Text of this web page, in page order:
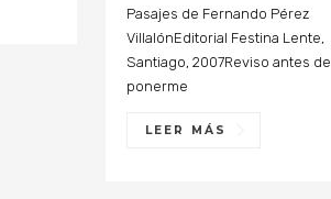
Pasajes de Fernando Pérez
VillalónEditorial Festina Lente,
Santiago, 2007Reviso antes de
ponerme
LEER MÁS